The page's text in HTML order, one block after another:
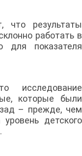
что результаты
работать в
для показателя
исследование
которые были
– прежде, чем
детского